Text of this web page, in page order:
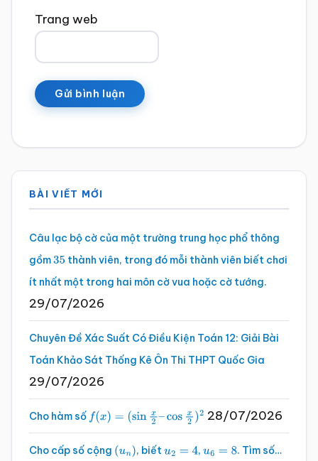
Trang web
Sidebar
chính
BÀI VIẾT MỚI
Câu lạc bộ cờ của một trường trung học phổ thông
gồm35 thành viên, trong đó mỗi thành viên biết chơi
ít nhất một trong hai môn cờ vua hoặc cờ tướng.
29/07/2026
Chuyên Đề Xác Suất Có Điều Kiện Toán 12: Giải Bài
Toán Khảo Sát Thống Kê Ôn Thi THPT Quốc Gia
29/07/2026
Cho hàm số f(x)=(sinx2 –cosx2 )2 28/07/2026
Cho cấp số cộng (un), biếtu2 =4 , u6 =8 . Tìm số…